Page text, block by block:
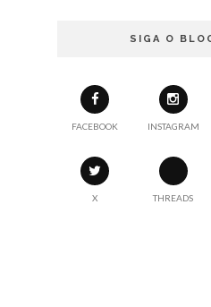
SIGA O
FACEBOOK INSTAGRAM
X THREADS